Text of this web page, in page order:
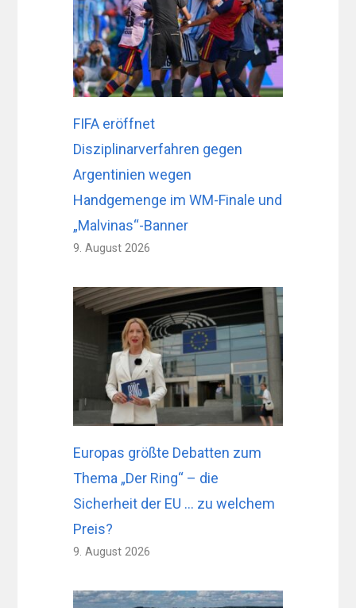
FIFA eröffnet
Disziplinarverfahren gegen
Argentinien wegen
Handgemenge im WM-Finale und
„Malvinas“-Banner
9. August 2026
Europas größte Debatten zum
Thema „Der Ring“ – die
Sicherheit der EU … zu welchem ​​
Preis?
9. August 2026